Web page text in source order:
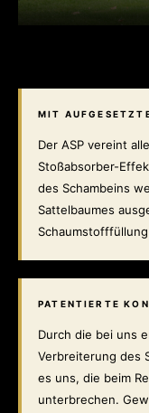
MIT
Der ASP vereint
Stoßabsorber-
des Schambeins
Sattelbaumes
PATENTIERTE
Durch die bei uns
Verbreiterung des
es uns, die beim
unterbrechen.